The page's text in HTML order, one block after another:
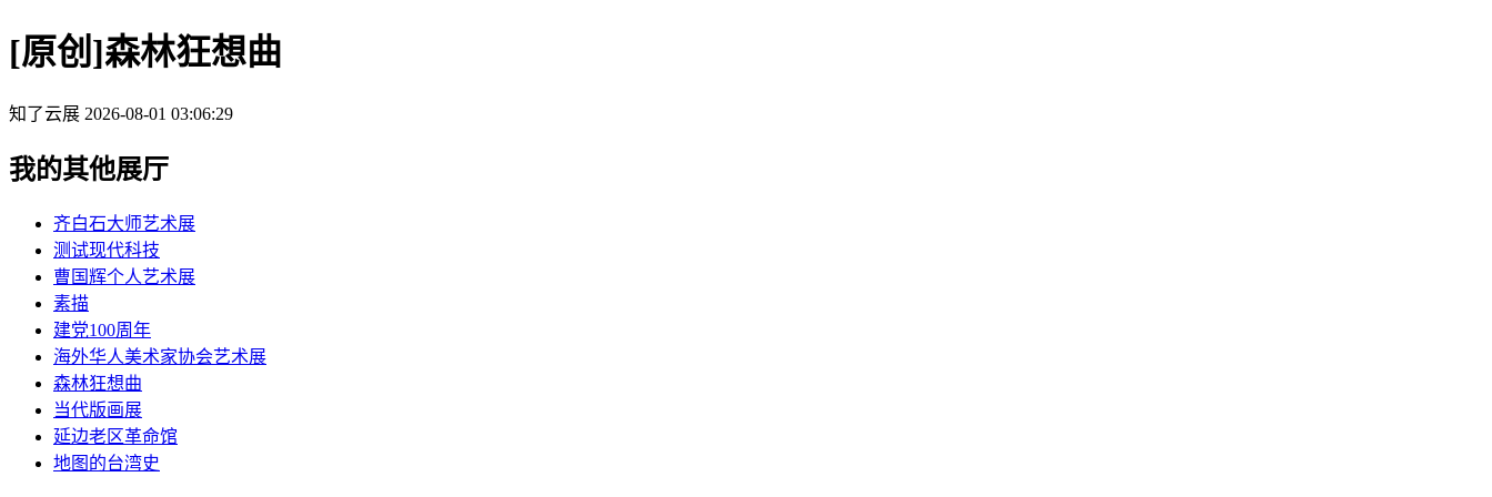
[原创]森林狂想曲
知了云展 2026-08-01 03:06:29
我的其他展厅
齐白石大师艺术展
测试现代科技
曹国辉个人艺术展
素描
建党100周年
海外华人美术家协会艺术展
森林狂想曲
当代版画展
延边老区革命馆
地图的台湾史